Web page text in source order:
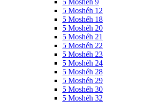
5 Moshéh 9
5 Moshéh 12
5 Moshéh 18
5 Moshéh 20
5 Moshéh 21
5 Moshéh 22
5 Moshéh 23
5 Moshéh 24
5 Moshéh 28
5 Moshéh 29
5 Moshéh 30
5 Moshéh 32